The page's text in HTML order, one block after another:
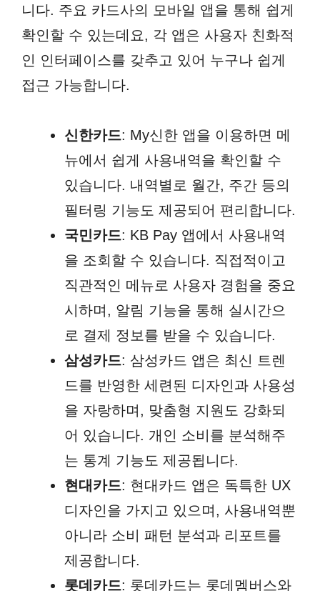
니다. 주요 카드사의 모바일 앱을 통해 쉽게
확인할 수 있는데요, 각 앱은 사용자 친화적
인 인터페이스를 갖추고 있어 누구나 쉽게
접근 가능합니다.
신한카드: My신한 앱을 이용하면 메
뉴에서 쉽게 사용내역을 확인할 수
있습니다. 내역별로 월간, 주간 등의
필터링 기능도 제공되어 편리합니다.
국민카드: KB Pay 앱에서 사용내역
을 조회할 수 있습니다. 직접적이고
직관적인 메뉴로 사용자 경험을 중요
시하며, 알림 기능을 통해 실시간으
로 결제 정보를 받을 수 있습니다.
삼성카드: 삼성카드 앱은 최신 트렌
드를 반영한 세련된 디자인과 사용성
을 자랑하며, 맞춤형 지원도 강화되
어 있습니다. 개인 소비를 분석해주
는 통계 기능도 제공됩니다.
현대카드: 현대카드 앱은 독특한 UX
디자인을 가지고 있으며, 사용내역뿐
아니라 소비 패턴 분석과 리포트를
제공합니다.
롯데카드: 롯데카드는 롯데멤버스와